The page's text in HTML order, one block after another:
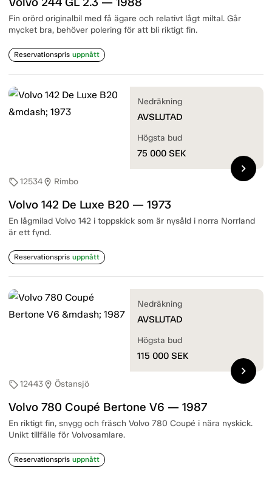
Fin orörd originalbil med få ägare och relativt lågt miltal. Går
mycket bra, behöver polering för att bli riktigt fin.
Reservationspris uppnått
sell12534location_on Rimbo
Volvo 142 De Luxe B20 — 1973
En lågmilad Volvo 142 i toppskick som är nysåld i norra Norrland
är ett fynd.
Reservationspris uppnått
Nedräkning
AVSLUTAD
Högsta bud
75 000 SEK
chevron_right
sell12443location_on Östansjö
Volvo 780 Coupé Bertone V6 — 1987
En riktigt fin, snygg och fräsch Volvo 780 Coupé i nära nyskick.
Unikt tillfälle för Volvosamlare.
Reservationspris uppnått
Nedräkning
AVSLUTAD
Högsta bud
115 000 SEK
chevron_right